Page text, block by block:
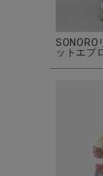
CONTENTS
SONORO
ットエプ